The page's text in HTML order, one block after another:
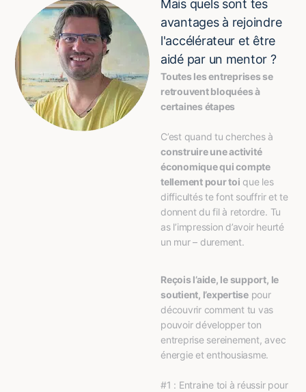
Mais quels sont tes
avantages à rejoindre
l'accélérateur et être
aidé par un mentor ?
Toutes les entreprises se
retrouvent bloquées à
certaines étapes
construire une activité
économique qui compte
tellement pour toi que les
difficultés te font souffrir et te
donnent du fil à retordre. Tu
as l’impression d’avoir heurté
un mur – durement.
Reçois l’aide, le support, le
soutient, l’expertise pour
découvrir comment tu vas
pouvoir développer ton
entreprise sereinement, avec
énergie et enthousiasme.
#1 : Entraine toi à réussir pour